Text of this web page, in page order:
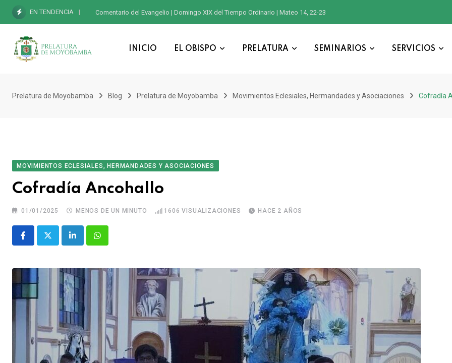
EN TENDENCIA Comentario del Evangelio | Domingo XIX del Tiempo Ordinario | Mateo 14, 22-23
INICIO EL OBISPO PRELATURA SEMINARIOS SERVICIOS
Prelatura de Moyobamba Blog Prelatura de Moyobamba Movimientos Eclesiales, Hermandades y Asociaciones Cofradía
MOVIMIENTOS ECLESIALES, HERMANDADES Y ASOCIACIONES
Cofradía Ancohallo
01/01/2025 MENOS DE UN MINUTO 1606 VISUALIZACIONES HACE 2 AÑOS